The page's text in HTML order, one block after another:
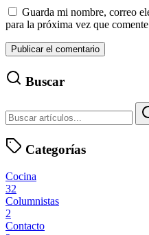
Guarda mi nombre, correo
para la próxima vez que
Buscar
Categorías
Cocina
32
Columnistas
2
Contacto